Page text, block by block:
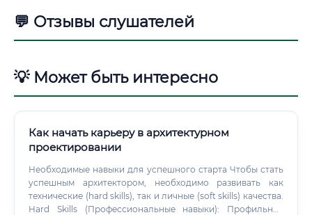
💬 Отзывы слушателей
💡 Может быть интересно
Как начать карьеру в архитектурном
проектировании
Необходимые навыки для успешного старта Чтобы стать
успешным архитектором, необходимо развивать как
технические (hard skills), так и личные (soft skills) качества.
Hard Skills (Профессиональные навыки): Профильное